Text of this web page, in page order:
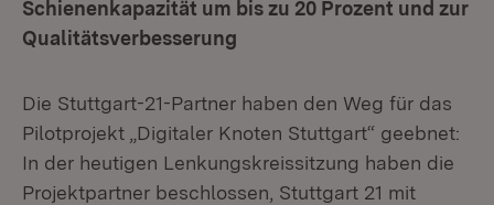
Schienenkapazität um bis zu 20 Prozent und zur
Qualitätsverbesserung
Die Stuttgart-21-Partner haben den Weg für das
Pilotprojekt „Digitaler Knoten Stuttgart“ geebnet:
In der heutigen Lenkungskreissitzung haben die
Projektpartner beschlossen, Stuttgart 21 mit